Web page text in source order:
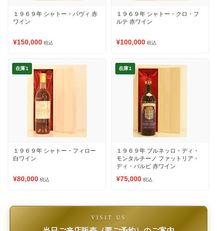
１９６９年 シャトー・パヴィ 赤
ワイン
¥150,000 税込
１９６９年 シャトー・クロ・フ
ルテ 赤ワイン
¥100,000 税込
在庫1
１９６９年 シャトー・フィロー
白ワイン
¥80,000 税込
在庫1
１９６９年 ブルネッロ・ディ・
モンタルチーノ ファットリア・
ディ・バルビ 赤ワイン
¥75,000 税込
VISIT US